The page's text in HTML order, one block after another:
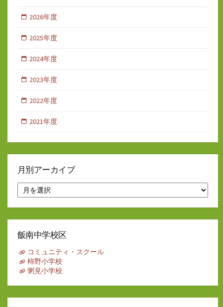
2026年度
2025年度
2024年度
2023年度
2022年度
2021年度
月別アーカイブ
別
ア
イ
飯南中学校区
コミュニティ・スクール
柿野小学校
粥見小学校